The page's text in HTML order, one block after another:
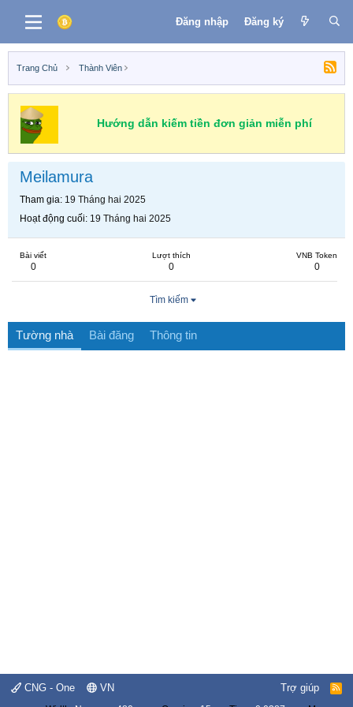
Đăng nhập Đăng ký
Trang Chủ Thành Viên
Hướng dẫn kiếm tiền đơn giản miễn phí
Meilamura
Tham gia 19 Tháng hai 2025
Hoạt động cuối 19 Tháng hai 2025
Bài viết
0
Lượt thích
0
VNB Token
0
Tìm kiếm
Tường nhà Bài đăng Thông tin
CNG - One VN Trợ giúp
R